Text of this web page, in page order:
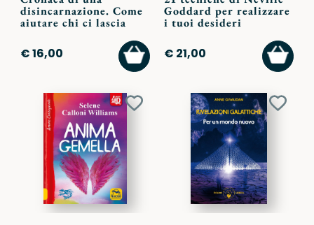
disincarnazione. Come
aiutare chi ci lascia
€ 16,00
AGGIUNGI
AL
CARRELLO
Goddard per realizzare
i tuoi desideri
€ 21,00
AL
Aggiungi